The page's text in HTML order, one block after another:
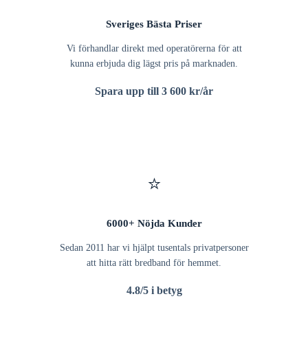
Sveriges Bästa Priser
Vi förhandlar direkt med operatörerna för att
kunna erbjuda dig lägst pris på marknaden.
Spara upp till 3 600 kr/år
⭐
6000+ Nöjda Kunder
Sedan 2011 har vi hjälpt tusentals privatpersoner
att hitta rätt bredband för hemmet.
4.8/5 i betyg